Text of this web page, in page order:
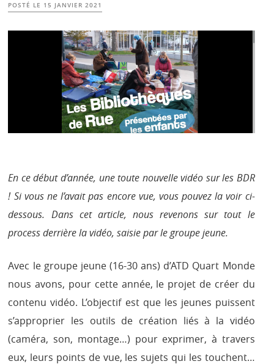
POSTÉ LE 15 JANVIER 2021
En ce début d’année, une toute nouvelle vidéo sur les BDR
! Si vous ne l’avait pas encore vue, vous pouvez la voir ci-
dessous. Dans cet article, nous revenons sur tout le
process derrière la vidéo, saisie par le groupe jeune.
Avec le groupe jeune (16-30 ans) d’ATD Quart Monde
nous avons, pour cette année, le projet de créer du
contenu vidéo. L’objectif est que les jeunes puissent
s’approprier les outils de création liés à la vidéo
(caméra, son, montage…) pour exprimer, à travers
eux, leurs points de vue, les sujets qui les touchent…